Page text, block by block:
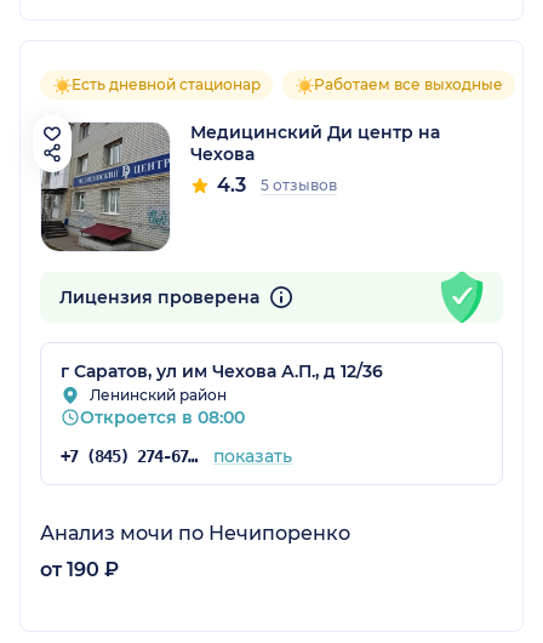
Есть дневной стационар Работаем все выходные
Медицинский Ди центр на
Чехова
4.3 5 отзывов
Лицензия проверена
г Саратов, ул им Чехова А.П., д 12/36
Ленинский район
Откроется в 08:00
+7 (845) 274-67-50 показать
Анализ мочи по Нечипоренко
от 190 ₽